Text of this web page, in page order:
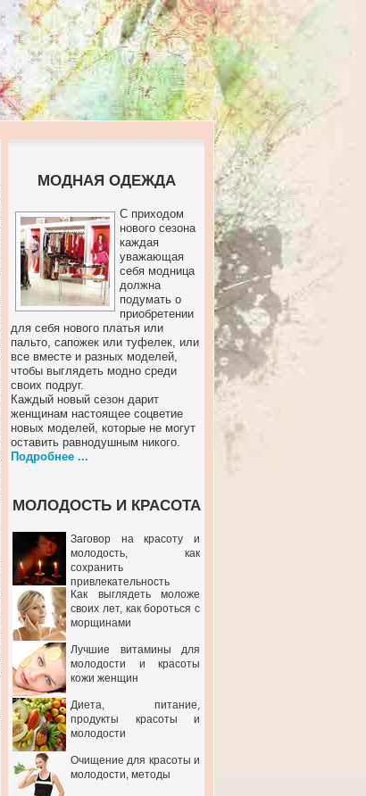
МОДНАЯ ОДЕЖДА
С приходом
нового сезона
каждая
уважающая
себя модница
должна
подумать о
приобретении
для себя нового платья или
пальто, сапожек или туфелек, или
все вместе и разных моделей,
чтобы выглядеть модно среди
своих подруг.
Каждый новый сезон дарит
женщинам настоящее соцветие
новых моделей, которые не могут
оставить равнодушным никого.
Подробнее ...
МОЛОДОСТЬ И КРАСОТА
Заговор на красоту и
молодость, как
сохранить
привлекательность
Как выглядеть моложе
своих лет, как бороться с
морщинами
Лучшие витамины для
молодости и красоты
кожи женщин
Диета, питание,
продукты красоты и
молодости
Очищение для красоты и
молодости, методы